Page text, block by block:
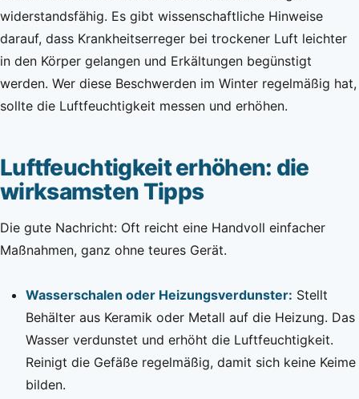
widerstandsfähig. Es gibt wissenschaftliche Hinweise
darauf, dass Krankheitserreger bei trockener Luft leichter
in den Körper gelangen und Erkältungen begünstigt
werden. Wer diese Beschwerden im Winter regelmäßig hat,
sollte die Luftfeuchtigkeit messen und erhöhen.
Luftfeuchtigkeit erhöhen: die
wirksamsten Tipps
Die gute Nachricht: Oft reicht eine Handvoll einfacher
Maßnahmen, ganz ohne teures Gerät.
Wasserschalen oder Heizungsverdunster: Stellt
Behälter aus Keramik oder Metall auf die Heizung. Das
Wasser verdunstet und erhöht die Luftfeuchtigkeit.
Reinigt die Gefäße regelmäßig, damit sich keine Keime
bilden.